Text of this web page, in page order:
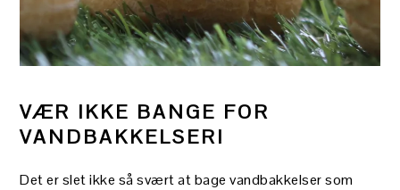
VÆR IKKE BANGE FOR
VANDBAKKELSER!
Det er slet ikke så svært at bage vandbakkelser som